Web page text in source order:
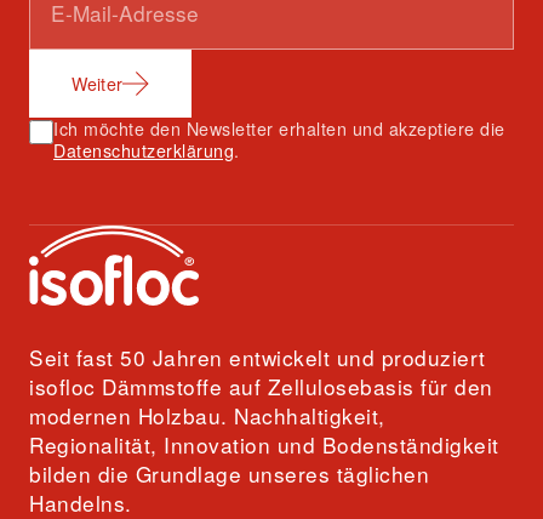
Weiter
Ich möchte den Newsletter erhalten und akzeptiere die
Datenschutzerklärung.
Seit fast 50 Jahren entwickelt und produziert
isofloc Dämmstoffe auf Zellulosebasis für den
modernen Holzbau. Nachhaltigkeit,
Regionalität, Innovation und Bodenständigkeit
bilden die Grundlage unseres täglichen
Handelns.